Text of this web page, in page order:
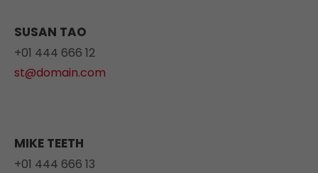
SUSAN TAO
+01 444 666 12
st@domain.com
MIKE TEETH
+01 444 666 13